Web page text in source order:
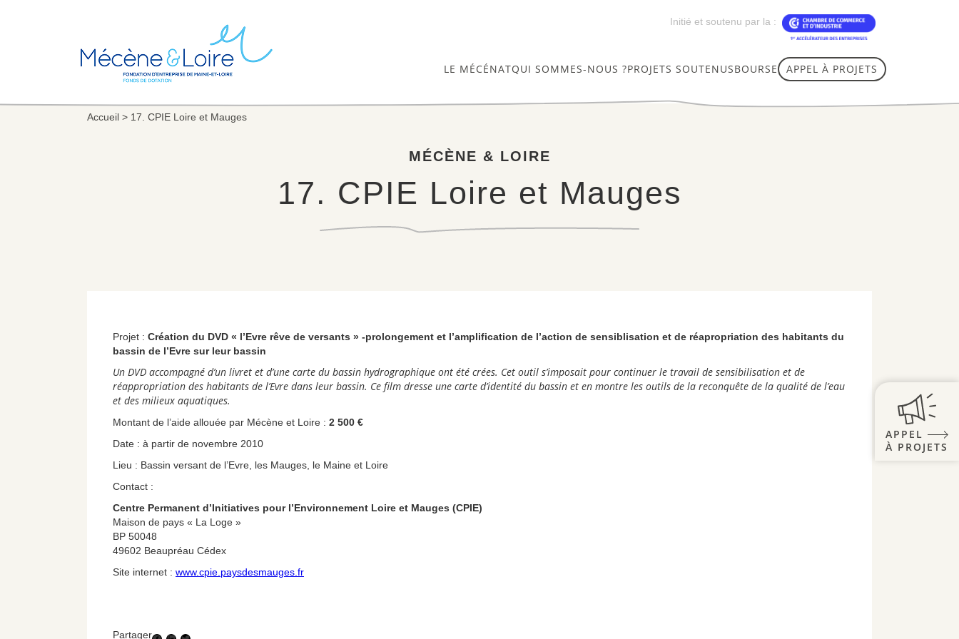
Initié et soutenu par la :
LE MÉCÉNATQUI SOMMES-NOUS ?PROJETS SOUTENUSBOURSE APPEL À PROJETS
APPEL
À PROJETS
Accueil > 17. CPIE Loire et Mauges
MÉCÈNE & LOIRE
17. CPIE Loire et Mauges
Projet : Création du DVD « l’Evre rêve de versants » -prolongement et l’amplification de l’action de sensiblisation et de réapropriation des habitants du
bassin de l’Evre sur leur bassin
Un DVD accompagné d’un livret et d’une carte du bassin hydrographique ont été crées. Cet outil s’imposait pour continuer le travail de sensibilisation et de
réappropriation des habitants de l’Evre dans leur bassin. Ce film dresse une carte d’identité du bassin et en montre les outils de la reconquête de la qualité de l’eau
et des milieux aquatiques.
Montant de l’aide allouée par Mécène et Loire : 2 500 €
Date : à partir de novembre 2010
Lieu : Bassin versant de l’Evre, les Mauges, le Maine et Loire
Contact :
Centre Permanent d’Initiatives pour l’Environnement Loire et Mauges (CPIE)
Maison de pays « La Loge »
BP 50048
49602 Beaupréau Cédex
Site internet : www.cpie.paysdesmauges.fr
Partager